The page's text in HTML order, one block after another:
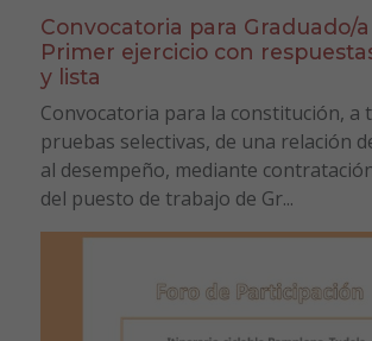
Convocatoria para Graduado/a
Primer ejercicio con
y lista
Convocatoria para la constitución, a
pruebas selectivas, de una relación
al desempeño, mediante
del puesto de trabajo de Gr...